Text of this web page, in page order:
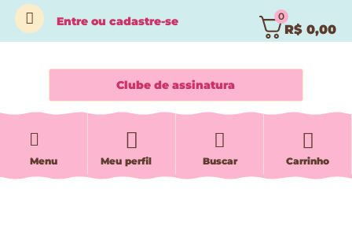
Entre oucadastre-se 0
R$0,00
Clube de assinatura
Menu Meu perfil Buscar Carrinho